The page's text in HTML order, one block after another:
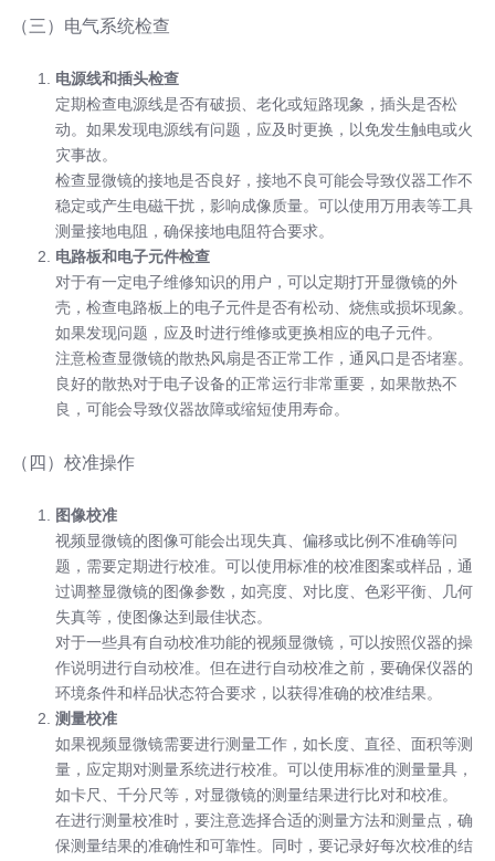
（三）电气系统检查
电源线和插头检查
定期检查电源线是否有破损、老化或短路现象，插头是否松
动。如果发现电源线有问题，应及时更换，以免发生触电或火
灾事故。
检查显微镜的接地是否良好，接地不良可能会导致仪器工作不
稳定或产生电磁干扰，影响成像质量。可以使用万用表等工具
测量接地电阻，确保接地电阻符合要求。
电路板和电子元件检查
对于有一定电子维修知识的用户，可以定期打开显微镜的外
壳，检查电路板上的电子元件是否有松动、烧焦或损坏现象。
如果发现问题，应及时进行维修或更换相应的电子元件。
注意检查显微镜的散热风扇是否正常工作，通风口是否堵塞。
良好的散热对于电子设备的正常运行非常重要，如果散热不
良，可能会导致仪器故障或缩短使用寿命。
（四）校准操作
图像校准
视频显微镜的图像可能会出现失真、偏移或比例不准确等问
题，需要定期进行校准。可以使用标准的校准图案或样品，通
过调整显微镜的图像参数，如亮度、对比度、色彩平衡、几何
失真等，使图像达到最佳状态。
对于一些具有自动校准功能的视频显微镜，可以按照仪器的操
作说明进行自动校准。但在进行自动校准之前，要确保仪器的
环境条件和样品状态符合要求，以获得准确的校准结果。
测量校准
如果视频显微镜需要进行测量工作，如长度、直径、面积等测
量，应定期对测量系统进行校准。可以使用标准的测量量具，
如卡尺、千分尺等，对显微镜的测量结果进行比对和校准。
在进行测量校准时，要注意选择合适的测量方法和测量点，确
保测量结果的准确性和可靠性。同时，要记录好每次校准的结